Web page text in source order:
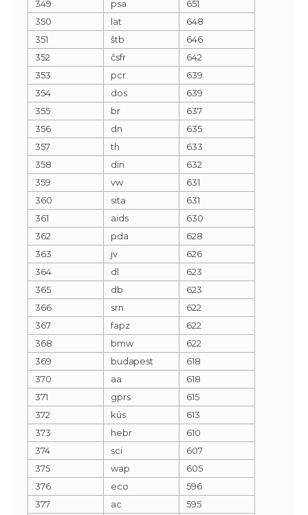
349
psa
651
350
lat
648
351
štb
646
352
čsfr
642
353
pcr
639
354
dos
639
355
br
637
356
dn
635
357
th
633
358
din
632
359
vw
631
360
sita
631
361
aids
630
362
pda
628
363
jv
626
364
dl
623
365
db
623
366
srn
622
367
fapz
622
368
bmw
622
369
budapest
618
370
aa
618
371
gprs
615
372
kús
613
373
hebr
610
374
sci
607
375
wap
605
376
eco
596
377
ac
595